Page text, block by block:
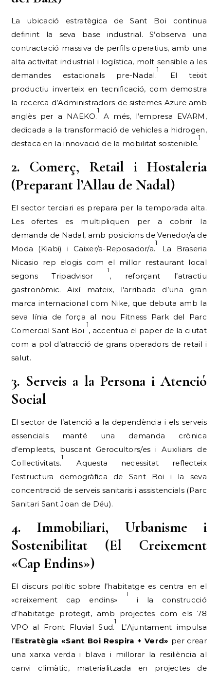
La ubicació estratègica de Sant Boi continua
definint la seva base industrial. S’observa una
contractació massiva de perfils operatius, amb una
alta activitat industrial i logística, molt sensible a les
demandes estacionals pre-Nadal.
1
El teixit
productiu inverteix en tecnificació, com demostra
la recerca d’Administradors de sistemes Azure amb
anglès per a NAEKO.
1
A més, l’empresa EVARM,
dedicada a la transformació de vehicles a hidrogen,
destaca en la innovació de la mobilitat sostenible.
1
2. Comerç, Retail i Hostaleria
(Preparant l’Allau de Nadal)
El sector terciari es prepara per la temporada alta.
Les ofertes es multipliquen per a cobrir la
demanda de Nadal, amb posicions de Venedor/a de
Moda (Kiabi) i Caixer/a-Reposador/a.
1
La Braseria
Nicasio rep elogis com el millor restaurant local
segons Tripadvisor
1
, reforçant l’atractiu
gastronòmic. Així mateix, l’arribada d’una gran
marca internacional com Nike, que debuta amb la
seva línia de força al nou Fitness Park del Parc
Comercial Sant Boi
1
, accentua el paper de la ciutat
com a pol d’atracció de grans operadors de retail i
salut.
3. Serveis a la Persona i Atenció
Social
El sector de l’atenció a la dependència i els serveis
essencials manté una demanda crònica
d’empleats, buscant Gerocultors/es i Auxiliars de
Col·lectivitats.
1
Aquesta necessitat reflecteix
l’estructura demogràfica de Sant Boi i la seva
concentració de serveis sanitaris i assistencials (Parc
Sanitari Sant Joan de Déu).
4. Immobiliari, Urbanisme i
Sostenibilitat (El Creixement
«Cap Endins»)
El discurs polític sobre l’habitatge es centra en el
«creixement cap endins»
1
i la construcció
d’habitatge protegit, amb projectes com els 78
VPO al Front Fluvial Sud.
1
L’Ajuntament impulsa
l’Estratègia «Sant Boi Respira + Verd» per crear
una xarxa verda i blava i millorar la resiliència al
canvi climàtic, materialitzada en projectes de